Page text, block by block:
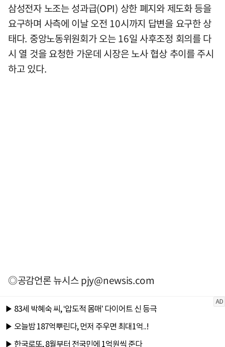
삼성전자 노조는 성과급(OPI) 상한 폐지와 제도화 등을
요구하며 사측에 이날 오전 10시까지 답변을 요구한 상
태다. 중앙노동위원회가 오는 16일 사후조정 회의를 다
시 열 것을 요청한 가운데 시장은 노사 협상 추이를 주시
하고 있다.
◎공감언론 뉴시스pjy@newsis.com